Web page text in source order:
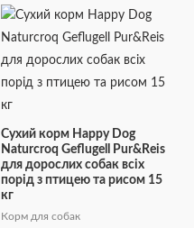
Сухий корм Happy Dog
Naturcroq Geflugell Pur&Reis
для дорослих собак всіх
порід з птицею та рисом 15
кг
Корм для собак